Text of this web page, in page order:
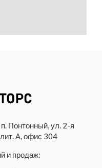
Понтонный, ул. 2-я
А, офис 304
и продаж: